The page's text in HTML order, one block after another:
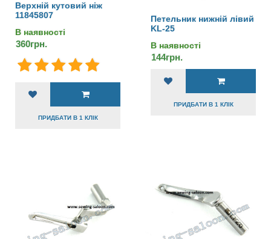
Верхній кутовий ніж
11845807
В наявності
360грн.
ПРИДБАТИ В 1 КЛІК
Петельник нижній лівий
KL-25
В наявності
144грн.
ПРИДБАТИ В 1 КЛІК